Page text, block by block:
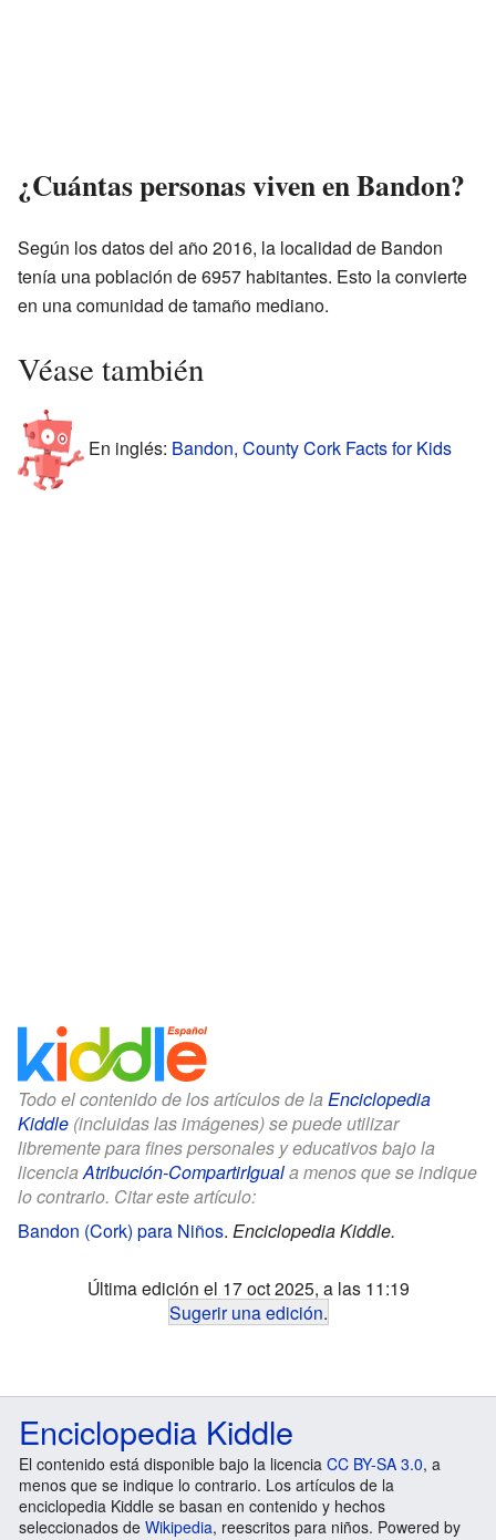
¿Cuántas personas viven en Bandon?
Según los datos del año 2016, la localidad de Bandon
tenía una población de 6957 habitantes. Esto la convierte
en una comunidad de tamaño mediano.
Véase también
En inglés: Bandon, County Cork Facts for Kids
Todo el contenido de los artículos de la Enciclopedia
Kiddle (incluidas las imágenes) se puede utilizar
libremente para fines personales y educativos bajo la
licenciaAtribución-CompartirIguala menos que se indique
lo contrario. Citar este artículo:
Bandon (Cork) para Niños. Enciclopedia Kiddle.
Última edición el 17 oct 2025, a las 11:19
Sugerir una edición.
Enciclopedia Kiddle
El contenido está disponible bajo la licencia CC BY-SA 3.0, a
menos que se indique lo contrario. Los artículos de la
enciclopedia Kiddle se basan en contenido y hechos
seleccionados de Wikipedia, reescritos para niños. Powered by